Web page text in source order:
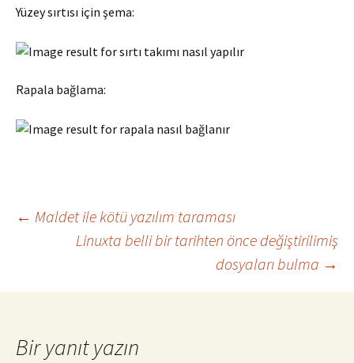
Yüzey sırtısı için şema:
Rapala bağlama:
Yazı
← Maldet ile kötü yazılım taraması
Linuxta belli bir tarihten önce değiştirilimiş
dosyaları bulma →
Bir yanıt yazın